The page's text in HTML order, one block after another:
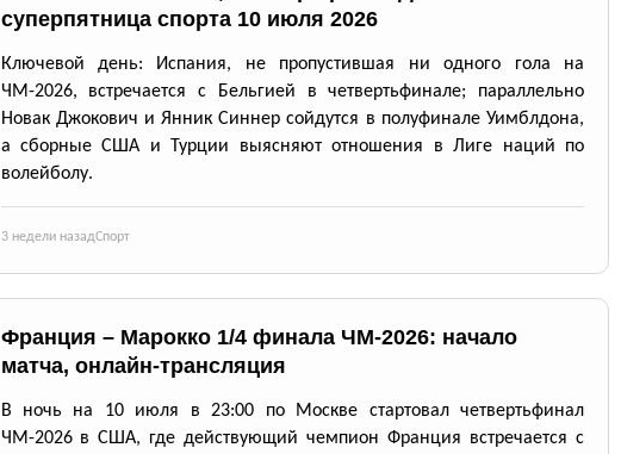
суперпятница спорта 10 июля 2026
Ключевой день: Испания, не пропустившая ни одного гола на
ЧМ-2026, встречается с Бельгией в четвертьфинале; параллельно
Новак Джокович и Янник Синнер сойдутся в полуфинале Уимблдона,
а сборные США и Турции выясняют отношения в Лиге наций по
волейболу.
3 недели назадСпорт
Франция – Марокко 1/4 финала ЧМ-2026: начало
матча, онлайн-трансляция
В ночь на 10 июля в 23:00 по Москве стартовал четвертьфинал
ЧМ-2026 в США, где действующий чемпион Франция встречается с